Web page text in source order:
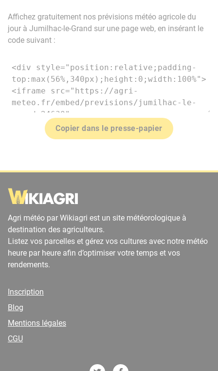
Affichez gratuitement nos prévisions météo agricole du
jour à Jumilhac-le-Grand sur une page web, en insérant le
code suivant :
Copier dans le presse-papier
Agri météo par Wikiagri est un site météorologique à
destination des agriculteurs.
Listez vos parcelles et gérez vos cultures avec notre météo
heure par heure afin d’optimiser votre temps et vos
rendements.
Inscription
Blog
Mentions légales
CGU